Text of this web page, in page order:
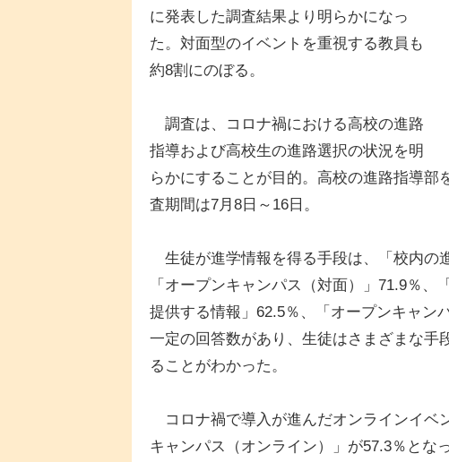
に発表した調査結果より明らかになっ
た。対面型のイベントを重視する教員も
約8割にのぼる。
調査は、コロナ禍における高校の進路
指導および高校生の進路選択の状況を明
らかにすることが目的。高校の進路指導部
査期間は7月8日～16日。
生徒が進学情報を得る手段は、「校内の
「オープンキャンパス（対面）」71.9％
提供する情報」62.5％、「オープンキャン
一定の回答数があり、生徒はさまざまな手
ることがわかった。
コロナ禍で導入が進んだオンラインイベ
キャンパス（オンライン）」が57.3％とな